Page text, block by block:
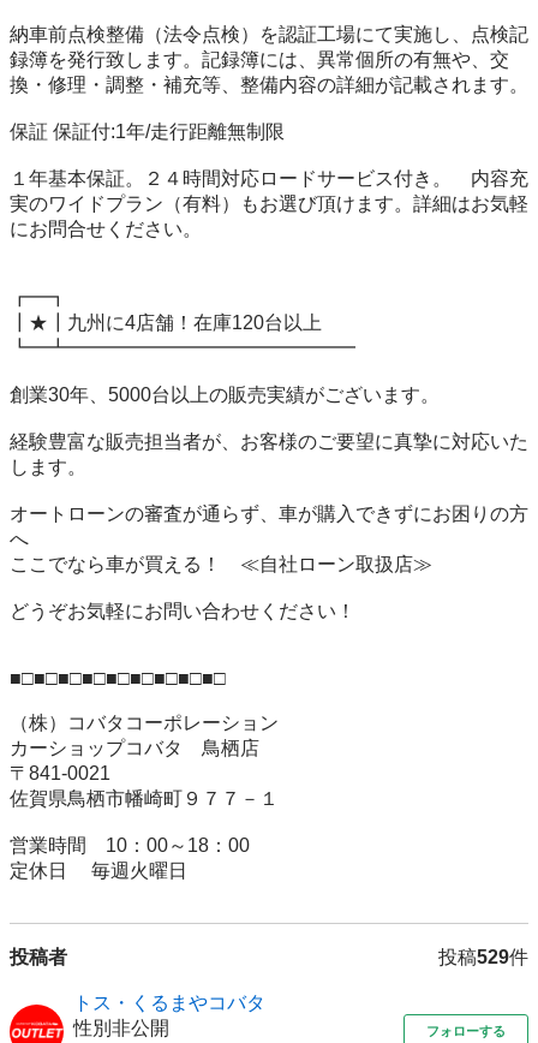
納車前点検整備（法令点検）を認証工場にて実施し、点検記
録簿を発行致します。記録簿には、異常個所の有無や、交
換・修理・調整・補充等、整備内容の詳細が記載されます。
保証 保証付:1年/走行距離無制限
１年基本保証。２４時間対応ロードサービス付き。　内容充
実のワイドプラン（有料）もお選び頂けます。詳細はお気軽
にお問合せください。
┏━┓
┃★┃九州に4店舗！在庫120台以上
┗━┻━━━━━━━━━━━━━━━
創業30年、5000台以上の販売実績がございます。
経験豊富な販売担当者が、お客様のご要望に真摯に対応いた
します。
オートローンの審査が通らず、車が購入できずにお困りの方
へ
ここでなら車が買える！　≪自社ローン取扱店≫
どうぞお気軽にお問い合わせください！
■□■□■□■□■□■□■□■□■□
（株）コバタコーポレーション
カーショップコバタ　鳥栖店
〒841-0021
佐賀県鳥栖市幡崎町９７７－１
営業時間　10：00～18：00
定休日 　毎週火曜日
投稿者 投稿529件
トス・くるまやコバタ
性別非公開
フォローする